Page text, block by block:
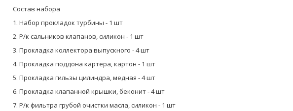
Состав набора
1. Набор прокладок турбины - 1 шт
2. Р/к сальников клапанов, силикон - 1 шт
3. Прокладка коллектора выпускного - 4 шт
4. Прокладка поддона картера, картон - 1 шт
5. Прокладка гильзы цилиндра, медная - 4 шт
6. Прокладка клапанной крышки, беконит - 4 шт
7. Р/к фильтра грубой очистки масла, силикон - 1 шт